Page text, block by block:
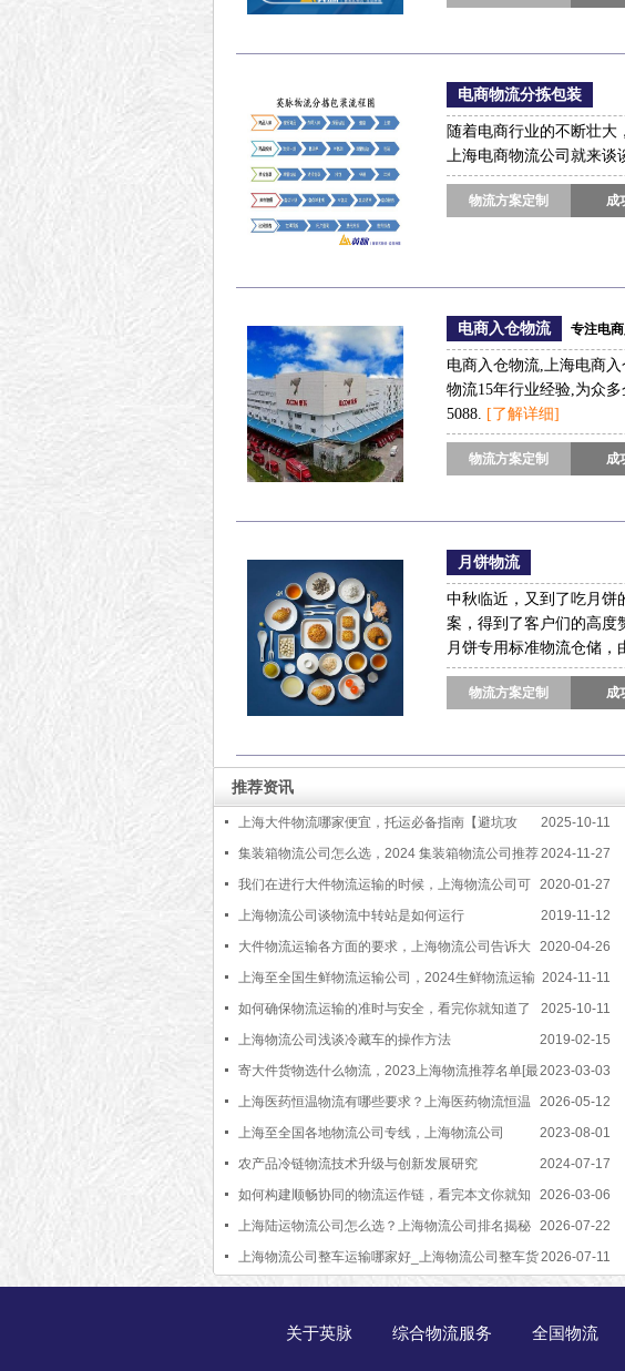
电商物流分拣包装
随着电商行业的不断壮大
上海电商物流公司就来谈
物流方案定制 成
电商入仓物流 专注电
电商入仓物流,上海电商
物流15年行业经验,为众
5088. [了解详细]
物流方案定制 成
月饼物流
中秋临近，又到了吃月饼
案，得到了客户们的高度
月饼专用标准物流仓储，
物流方案定制 成
推荐资讯
2025-10-11
上海大件物流哪家便宜，托运必备指南【避坑攻
略】
2024-11-27
集装箱物流公司怎么选，2024 集装箱物流公司推荐
【全网更新
2020-01-27
我们在进行大件物流运输的时候，上海物流公司可
以提供哪些保障
2019-11-12
上海物流公司谈物流中转站是如何运行
2020-04-26
大件物流运输各方面的要求，上海物流公司告诉大
家
2024-11-11
上海至全国生鲜物流运输公司，2024生鲜物流运输
公司推荐【全网聚焦】
2025-10-11
如何确保物流运输的准时与安全，看完你就知道了
[物流资讯]
2019-02-15
上海物流公司浅谈冷藏车的操作方法
2023-03-03
寄大件货物选什么物流，2023上海物流推荐名单[最
新排行]
2026-05-12
上海医药恒温物流有哪些要求？上海医药物流恒温
运输标准【最新更新】
2023-08-01
上海至全国各地物流公司专线，上海物流公司
2024-07-17
农产品冷链物流技术升级与创新发展研究
2026-03-06
如何构建顺畅协同的物流运作链，看完本文你就知
道了[最新更新]
2026-07-22
上海陆运物流公司怎么选？上海物流公司排名揭秘
【最新资讯】
2026-07-11
上海物流公司整车运输哪家好_上海物流公司整车货
物专线服务【当天发车】
关于英脉 综合物流服务 全国物流